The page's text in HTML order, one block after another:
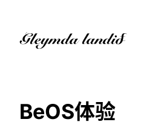
Gleymda landið
BeOS体验